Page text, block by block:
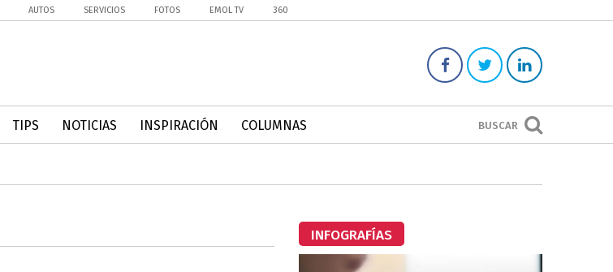
AUTOS SERVICIOS FOTOS EMOL TV 360
BUSCAR
TIPS NOTICIAS INSPIRACIÓN COLUMNAS
INFOGRAFÍAS